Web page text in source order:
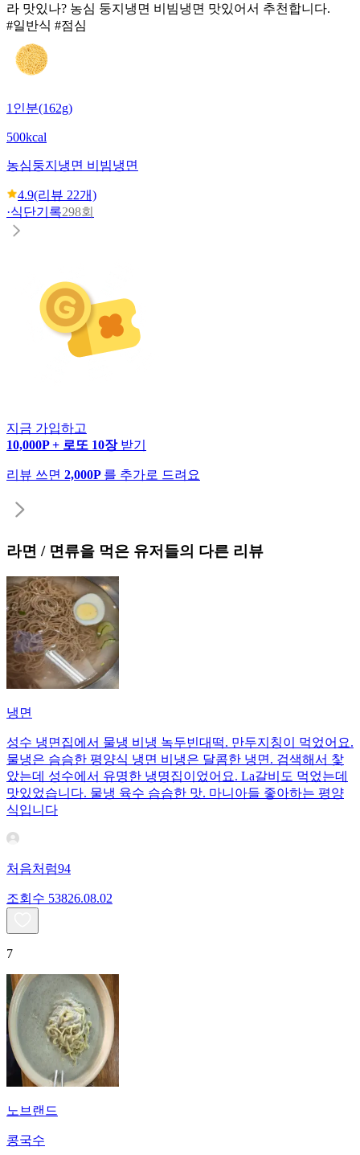
라 맛있나? 농심 둥지냉면 비빔냉면 맛있어서 추천합니다.
#일반식 #점심
1인분(162g)
500kcal
농심둥지냉면 비빔냉면
4.9(리뷰 22개)
·식단기록298회
지금 가입하고
10,000P + 로또 10장 받기
리뷰 쓰면 2,000P 를 추가로 드려요
라면 / 면류을 먹은 유저들의 다른 리뷰
냉면
성수 냉면집에서 물냉 비냉 녹두빈대떡. 만두지칭이 먹었어요.
물냉은 슴슴한 평양식 냉면 비냉은 달콤한 냉면. 검색해서 찿
았는데 성수에서 유명한 냉명집이었어요. La갈비도 먹었는데
맛있었습니다. 물냉 육수 슴슴한 맛. 마니아들 좋아하는 평양
식입니다
처음처럼94
조회수 53826.08.02
7
노브랜드
콩국수